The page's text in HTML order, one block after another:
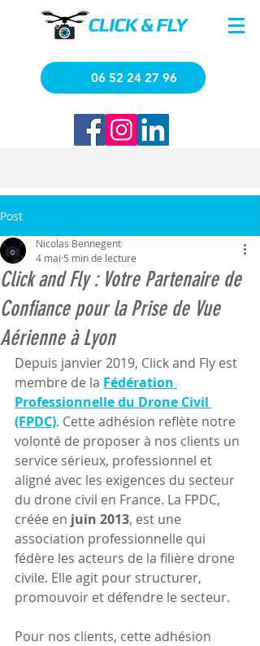
06 52 24 27 96
Post
Click and Fly : Votre Partenaire de
Confiance pour la Prise de Vue
Aérienne à Lyon
Nicolas Bennegent
4 mai 5 min de lecture
Depuis janvier 2019, Click and Fly est
membre de la Fédération
Professionnelle du Drone Civil
(FPDC). Cette adhésion reflète notre
volonté de proposer à nos clients un
service sérieux, professionnel et
aligné avec les exigences du secteur
du drone civil en France. La FPDC,
créée en juin 2013, est une
association professionnelle qui
fédère les acteurs de la filière drone
civile. Elle agit pour structurer,
promouvoir et défendre le secteur.
Pour nos clients, cette adhésion